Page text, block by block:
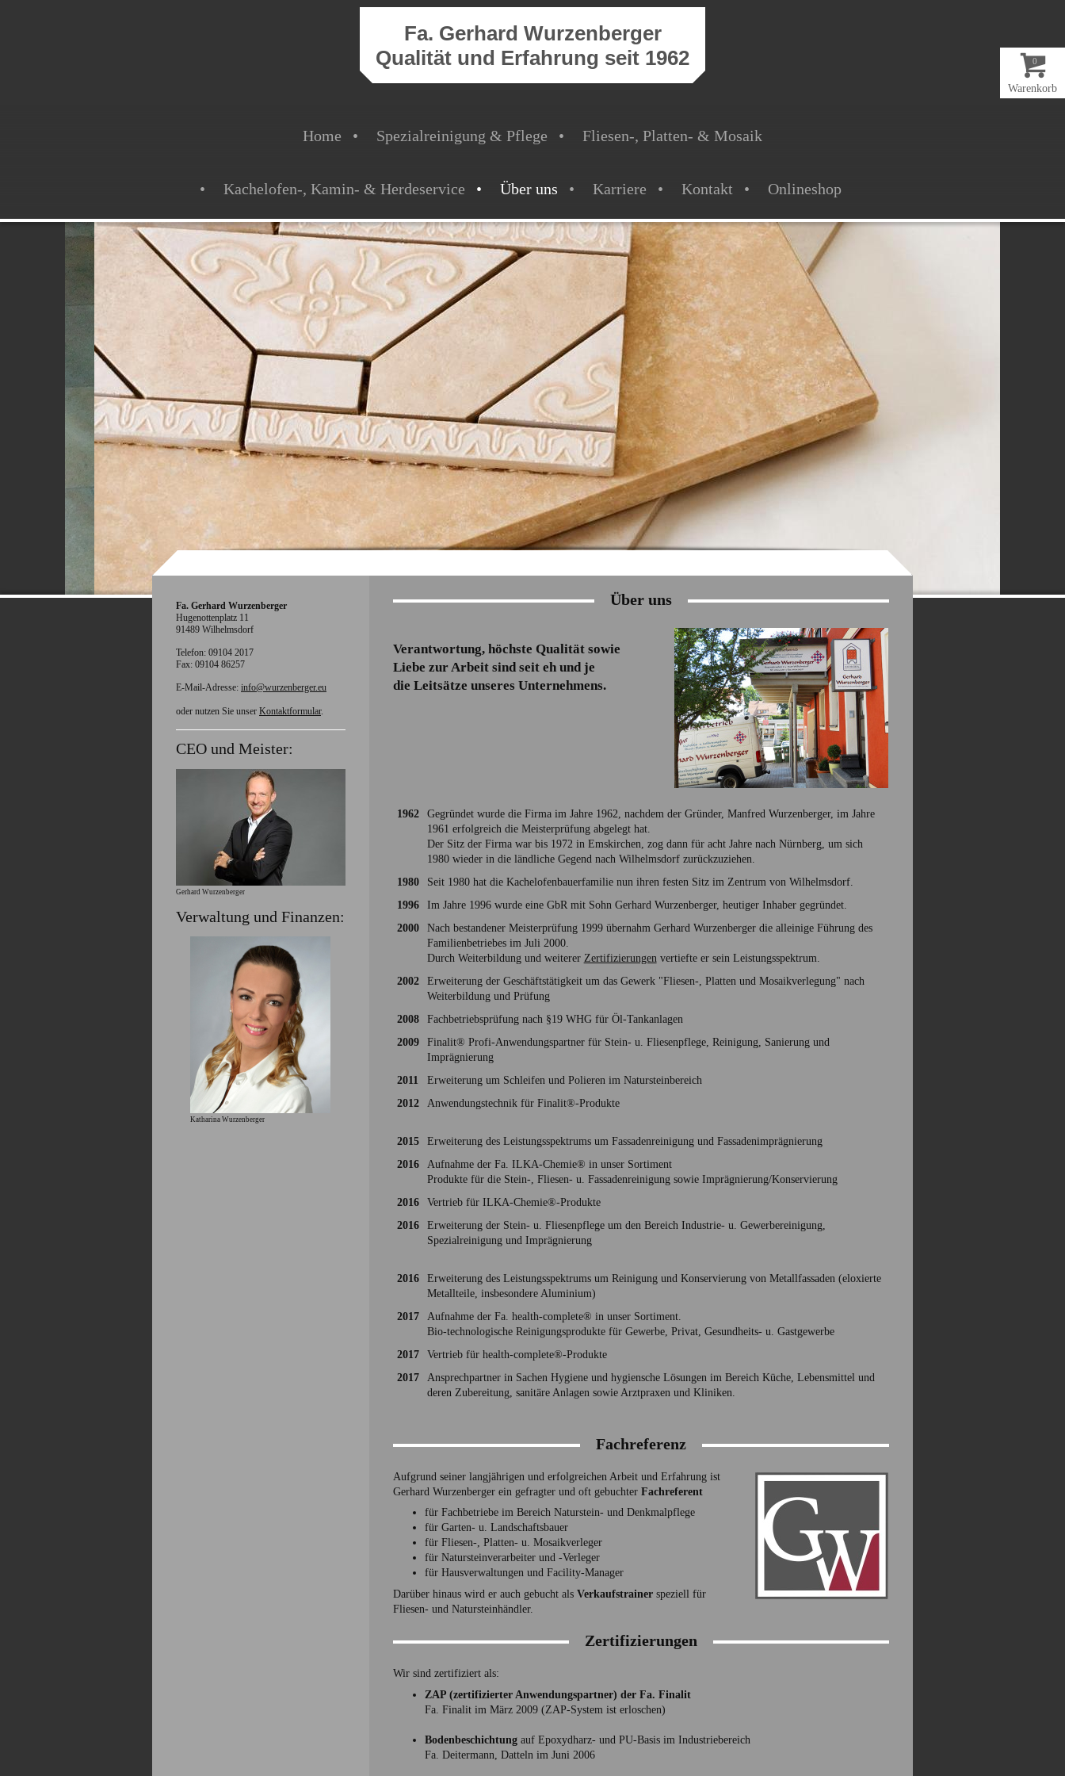
Fa. Gerhard Wurzenberger
Qualität und Erfahrung seit 1962
Home Spezialreinigung & Pflege Fliesen-, Platten- & Mosaik
Kachelofen-, Kamin- & Herdeservice Über uns Karriere Kontakt Onlineshop
0
Warenkorb
Über uns
Verantwortung, höchste Qualität sowie
Liebe zur Arbeit sind seit eh und je
die Leitsätze unseres Unternehmens.
1962
Gegründet wurde die Firma im Jahre 1962, nachdem der Gründer, Manfred Wurzenberger, im Jahre
1961 erfolgreich die Meisterprüfung abgelegt hat.
Der Sitz der Firma war bis 1972 in Emskirchen, zog dann für acht Jahre nach Nürnberg, um sich
1980 wieder in die ländliche Gegend nach Wilhelmsdorf zurückzuziehen.
1980
Seit 1980 hat die Kachelofenbauerfamilie nun ihren festen Sitz im Zentrum von Wilhelmsdorf.
1996
Im Jahre 1996 wurde eine GbR mit Sohn Gerhard Wurzenberger, heutiger Inhaber gegründet.
2000
Nach bestandener Meisterprüfung 1999 übernahm Gerhard Wurzenberger die alleinige Führung des
Familienbetriebes im Juli 2000.
Durch Weiterbildung und weiterer Zertifizierungenvertiefte er sein Leistungsspektrum.
2002
Erweiterung der Geschäftstätigkeit um das Gewerk "Fliesen-, Platten und Mosaikverlegung" nach
Weiterbildung und Prüfung
2008
Fachbetriebsprüfung nach §19 WHG für Öl-Tankanlagen
2009
Finalit® Profi-Anwendungspartner für Stein- u. Fliesenpflege, Reinigung, Sanierung und
Imprägnierung
2011
Erweiterung um Schleifen und Polieren im Natursteinbereich
2012
Anwendungstechnik für Finalit®-Produkte
2015
Erweiterung des Leistungsspektrums um Fassadenreinigung und Fassadenimprägnierung
2016
Aufnahme der Fa. ILKA-Chemie® in unser Sortiment
Produkte für die Stein-, Fliesen- u. Fassadenreinigung sowie Imprägnierung/Konservierung
2016
Vertrieb für ILKA-Chemie®-Produkte
2016
Erweiterung der Stein- u. Fliesenpflege um den Bereich Industrie- u. Gewerbereinigung,
Spezialreinigung und Imprägnierung
2016
Erweiterung des Leistungsspektrums um Reinigung und Konservierung von Metallfassaden (eloxierte
Metallteile, insbesondere Aluminium)
2017
Aufnahme der Fa. health-complete® in unser Sortiment.
Bio-technologische Reinigungsprodukte für Gewerbe, Privat, Gesundheits- u. Gastgewerbe
2017
Vertrieb für health-complete®-Produkte
2017
Ansprechpartner in Sachen Hygiene und hygiensche Lösungen im Bereich Küche, Lebensmittel und
deren Zubereitung, sanitäre Anlagen sowie Arztpraxen und Kliniken.
Fachreferenz
Aufgrund seiner langjährigen und erfolgreichen Arbeit und Erfahrung ist
Gerhard Wurzenberger ein gefragter und oft gebuchter Fachreferent
für Fachbetriebe im Bereich Naturstein- und Denkmalpflege
für Garten- u. Landschaftsbauer
für Fliesen-, Platten- u. Mosaikverleger
für Natursteinverarbeiter und -Verleger
für Hausverwaltungen und Facility-Manager
Darüber hinaus wird er auch gebucht als Verkaufstrainerspeziell für
Fliesen- und Natursteinhändler.
Zertifizierungen
Wir sind zertifiziert als:
ZAP (zertifizierter Anwendungspartner) der Fa. Finalit
Fa. Finalit im März 2009 (ZAP-System ist erloschen)
Bodenbeschichtungauf Epoxydharz- und PU-Basis im Industriebereich
Fa. Deitermann, Datteln im Juni 2006
Fa. Gerhard Wurzenberger
Hugenottenplatz 11
91489 Wilhelmsdorf
Telefon: 09104 2017
Fax: 09104 86257
E-Mail-Adresse: info@wurzenberger.eu
oder nutzen Sie unser Kontaktformular.
CEO und Meister:
Gerhard Wurzenberger
Verwaltung und Finanzen:
Katharina Wurzenberger